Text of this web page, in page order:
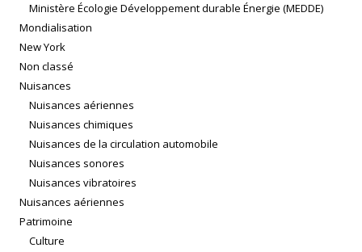
Ministère Écologie Développement durable Énergie (MEDDE)
Mondialisation
New York
Non classé
Nuisances
Nuisances aériennes
Nuisances chimiques
Nuisances de la circulation automobile
Nuisances sonores
Nuisances vibratoires
Nuisances aériennes
Patrimoine
Culture